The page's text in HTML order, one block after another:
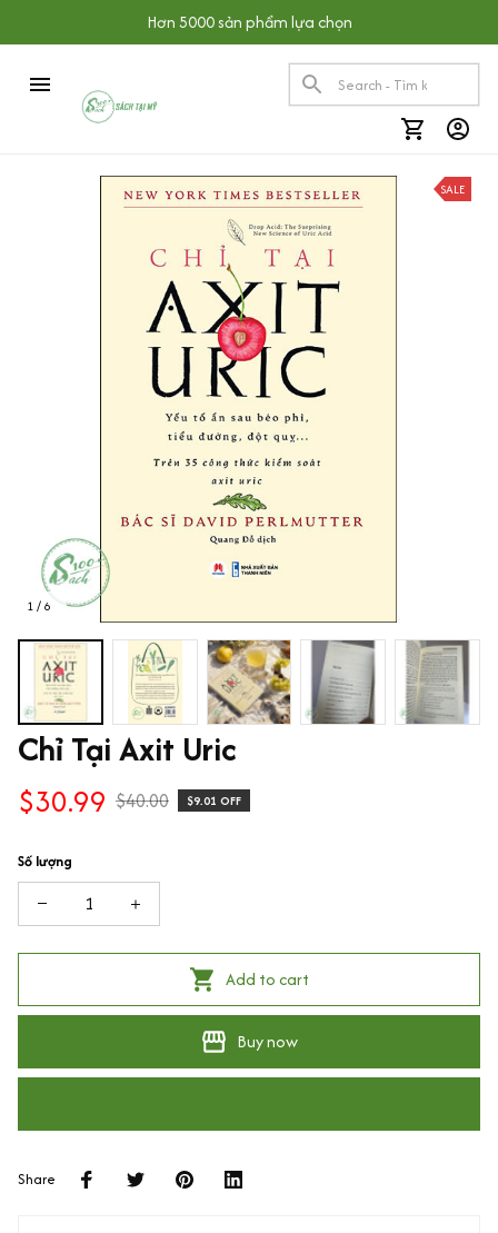
Hơn 5000 sản phẩm lựa chọn
1 / 6
SALE
Chỉ Tại Axit Uric
$30.99 $40.00 $9.01 OFF
Số lượng
Add to cart
Buy now
Share